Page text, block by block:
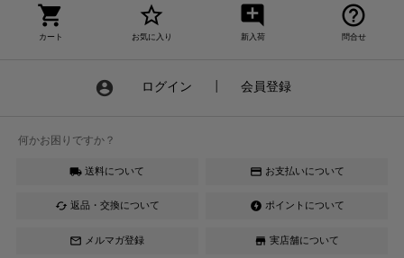
shopping_cart
カート
star_border
お気に入り
add_comment
新入荷
help_outline
問合せ
account_circle ログイン 会員登録
何かお困りですか？
local_shipping 送料について credit_card お支払いについて
cached 返品・交換について offline_bolt ポイントについて
mail_outline メルマガ登録 store 実店舗について